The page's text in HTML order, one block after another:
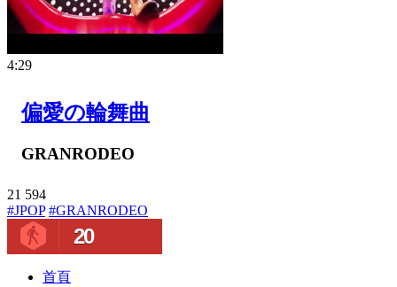
4:29
偏愛の輪舞曲
GRANRODEO
21 594
#JPOP #GRANRODEO
20
首頁